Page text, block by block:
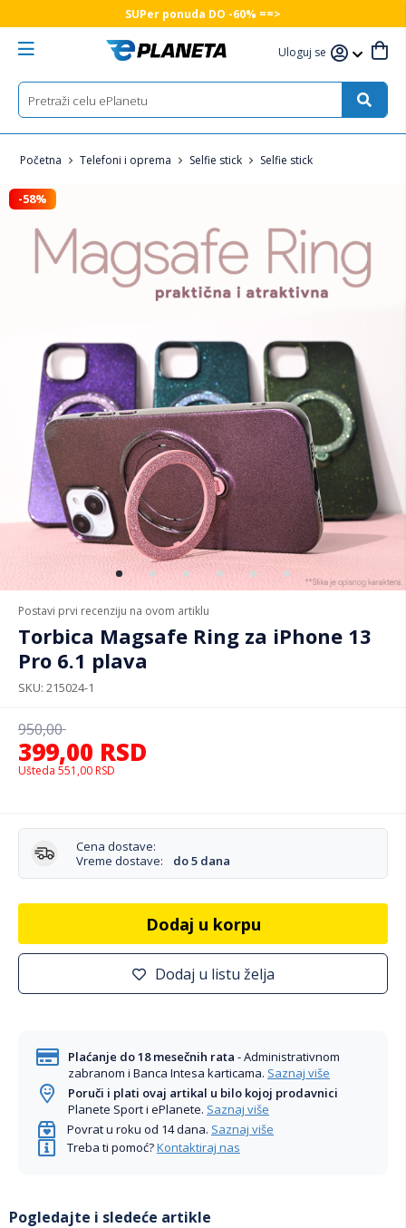
SUPer ponuda DO -60% ==>
Uloguj se
Početna Telefoni i oprema Selfie stick Selfie stick
Postavi prvi recenziju na ovom artiklu
Torbica Magsafe Ring za iPhone 13
Pro 6.1 plava
SKU 215024-1
399,00 RSD
950,00
Ušteda 551,00 RSD
Cena dostave:
Vreme dostave:
do 5 dana
Dodaj u korpu
Dodaj u listu želja
Plaćanje do 18 mesečnih rata - Administrativnom
zabranom i Banca Intesa karticama. Saznaj više
Poruči i plati ovaj artikal u bilo kojoj prodavnici
Planete Sport i ePlanete. Saznaj više
Povrat u roku od 14 dana. Saznaj više
Treba ti pomoć?Kontaktiraj nas
-58%
Pogledajte i sledeće artikle